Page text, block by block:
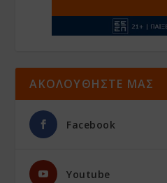
ΑΚΟΛΟΥΘΗΣΤΕ ΜΑΣ
Facebook
Youtube